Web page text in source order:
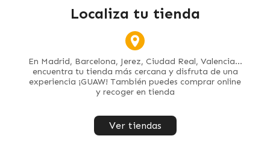
Localiza tu tienda
En Madrid, Barcelona, Jerez, Ciudad Real, Valencia...
encuentra tu tienda más cercana y disfruta de una
experiencia ¡GUAW! También puedes comprar online
y recoger en tienda
Ver tiendas